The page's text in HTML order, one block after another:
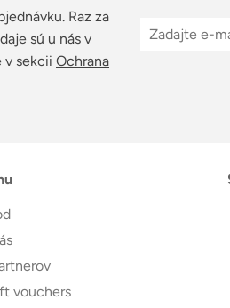
Raz za
sú u nás v
v sekcii Ochrana
vouchers